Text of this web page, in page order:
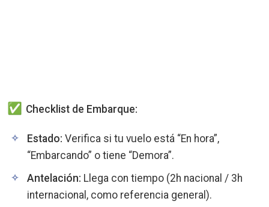
Checklist de Embarque:
Estado: Verifica si tu vuelo está “En hora”,
“Embarcando” o tiene “Demora”.
Antelación: Llega con tiempo (2h nacional / 3h
internacional, como referencia general).